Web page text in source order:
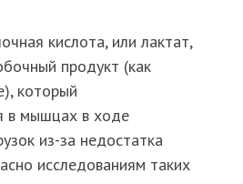
кислота, или лактат,
продукт (как
который
в мышцах в ходе
из-за недостатка
исследованиям таких